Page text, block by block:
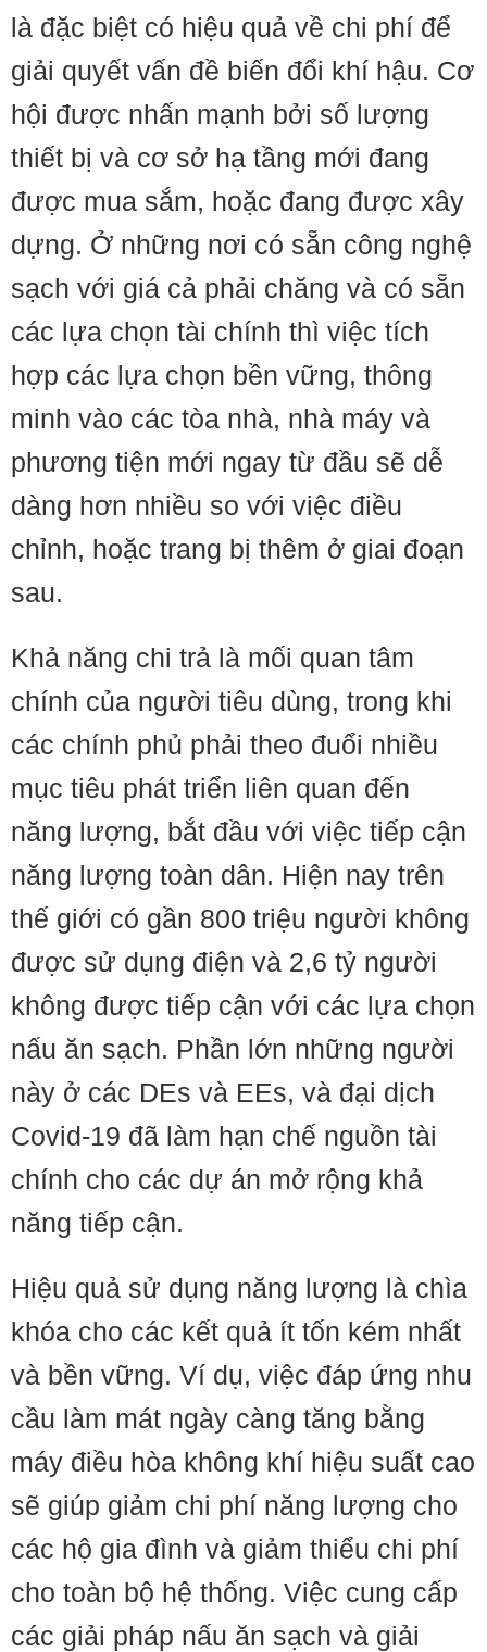
là đặc biệt có hiệu quả về chi phí để
giải quyết vấn đề biến đổi khí hậu. Cơ
hội được nhấn mạnh bởi số lượng
thiết bị và cơ sở hạ tầng mới đang
được mua sắm, hoặc đang được xây
dựng. Ở những nơi có sẵn công nghệ
sạch với giá cả phải chăng và có sẵn
các lựa chọn tài chính thì việc tích
hợp các lựa chọn bền vững, thông
minh vào các tòa nhà, nhà máy và
phương tiện mới ngay từ đầu sẽ dễ
dàng hơn nhiều so với việc điều
chỉnh, hoặc trang bị thêm ở giai đoạn
sau.
Khả năng chi trả là mối quan tâm
chính của người tiêu dùng, trong khi
các chính phủ phải theo đuổi nhiều
mục tiêu phát triển liên quan đến
năng lượng, bắt đầu với việc tiếp cận
năng lượng toàn dân. Hiện nay trên
thế giới có gần 800 triệu người không
được sử dụng điện và 2,6 tỷ người
không được tiếp cận với các lựa chọn
nấu ăn sạch. Phần lớn những người
này ở các DEs và EEs, và đại dịch
Covid-19 đã làm hạn chế nguồn tài
chính cho các dự án mở rộng khả
năng tiếp cận.
Hiệu quả sử dụng năng lượng là chìa
khóa cho các kết quả ít tốn kém nhất
và bền vững. Ví dụ, việc đáp ứng nhu
cầu làm mát ngày càng tăng bằng
máy điều hòa không khí hiệu suất cao
sẽ giúp giảm chi phí năng lượng cho
các hộ gia đình và giảm thiểu chi phí
cho toàn bộ hệ thống. Việc cung cấp
các giải pháp nấu ăn sạch và giải